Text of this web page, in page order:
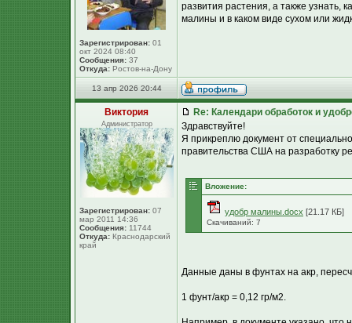
Зарегистрирован: 01
окт 2024 08:40
Сообщения: 37
Откуда: Ростов-на-Дону
развития растения, а также узнать,
малины и в каком виде сухом или
13 апр 2026 20:44
Виктория
Администратор
Зарегистрирован: 07
мар 2011 14:36
Сообщения: 11744
Откуда: Краснодарский
край
Re: Календари обработок и
Здравствуйте!
Я прикреплю документ от
правительства США на разработку
Вложение:
удобр малины.docx [21.17 КБ]
Скачиваний: 7
Данные даны в фунтах на акр,
1 фунт/акр = 0,12 гр/м2.